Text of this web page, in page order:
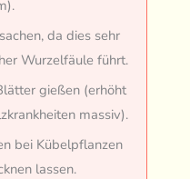
da dies sehr
Wurzelfäule führt.
gießen (erhöht
massiv).
bei Kübelpflanzen
lassen.